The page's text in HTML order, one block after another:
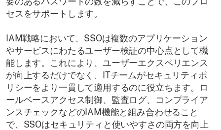
セスをサポートします。
IAM戦略において、SSOは複数のアプリケーション
やサービスにわたるユーザー検証の中心点として機
能します。これにより、ユーザーエクスペリエンス
が向上するだけでなく、ITチームがセキュリティポ
リシーをより一貫して適用するのに役立ちます。ロ
ールベースアクセス制御、監査ログ、コンプライア
ンスチェックなどのIAM機能と組み合わせること
で、SSOはセキュリティと使いやすさの両方を向上